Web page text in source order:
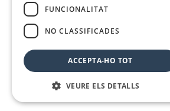
FUNCIONALITAT
NO CLASSIFICADES
ACCEPTA-HO TOT
VEURE ELS DETALLS